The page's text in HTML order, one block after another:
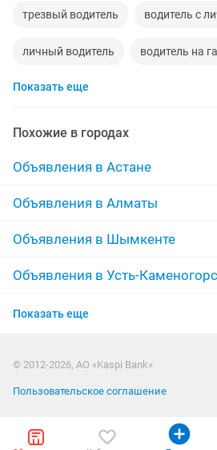
трезвый водитель водитель с
личный водитель водитель на
водитель газель
водительские права
водитель грузовые водитель
водитель камаз водитель
водитель по городам
Показать еще
Похожие в городах
Объявления в Астане
Объявления в Алматы
Объявления в Шымкенте
Объявления в Усть-
Объявления в Актобе
Объявления в Таразе
Объявления в Павлодаре
Показать еще
© 2012-2026, АО «Kaspi Bank»
Пользовательское соглашение